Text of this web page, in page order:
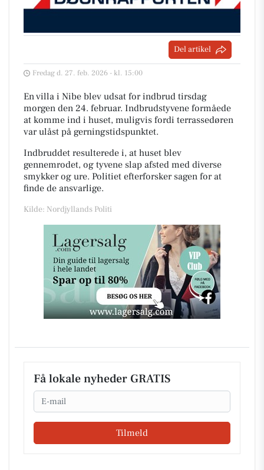
Del artikel
Fredag d. 27. feb. 2026 - kl. 15:00
En villa i Nibe blev udsat for indbrud tirsdag
morgen den 24. februar. Indbrudstyvene formåede
at komme ind i huset, muligvis fordi terrassedøren
var ulåst på gerningstidspunktet.
Indbruddet resulterede i, at huset blev
gennemrodet, og tyvene slap afsted med diverse
smykker og ure. Politiet efterforsker sagen for at
finde de ansvarlige.
Kilde: Nordjyllands Politi
Få lokale nyheder GRATIS
Email
Tilmeld